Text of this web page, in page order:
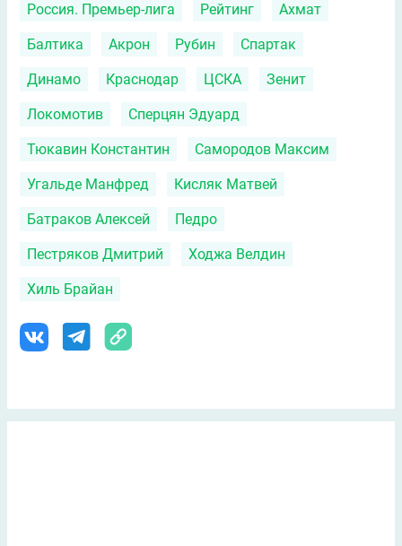
Россия. Премьер-лига Рейтинг Ахмат
Балтика Акрон Рубин Спартак
Динамо Краснодар ЦСКА Зенит
Локомотив Сперцян Эдуард
Тюкавин Константин Самородов Максим
Угальде Манфред Кисляк Матвей
Батраков Алексей Педро
Пестряков Дмитрий Ходжа Велдин
Хиль Брайан